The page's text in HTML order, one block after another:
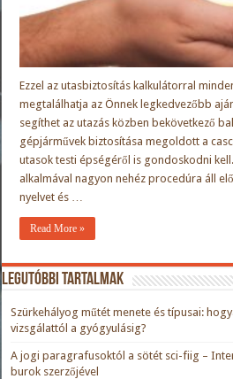
Ezzel az utasbiztosítás kalkulátorral
megtalálhatja az Önnek legkedvezőbb
segíthet az utazás közben bekövetkező
gépjárművek biztosítása megoldott a
utasok testi épségéről is gondoskodni
alkalmával nagyon nehéz procedúra áll
nyelvet és …
Read More »
Legutóbbi tartalmak
Szürkehályog műtét menete és típusai:
vizsgálattól a gyógyulásig?
A jogi paragrafusoktól a sötét sci-fiig –
burok szerzőjével